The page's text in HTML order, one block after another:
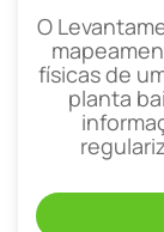
O
físicas de
planta